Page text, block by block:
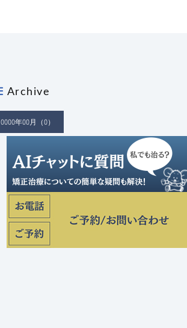
Archive
0000年00月（0）